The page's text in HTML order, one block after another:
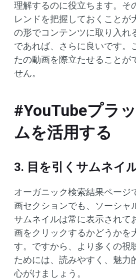
理解するのに役立ちます。そ
レンドを把握しておくことが
の形でコンテンツに取り入れ
であれば、さらに良いです。
たの動画を際立たせることが
せん。
#YouTubeプラ
ムを活用する
3. 目を引くサムネイ
オーガニック検索結果ページ
画セクションでも、ソーシャ
サムネイルは常に表示されて
画をクリックするかどうかを
す。ですから、より多くの視
ためには、読みやすく、魅力
心がけましょう。